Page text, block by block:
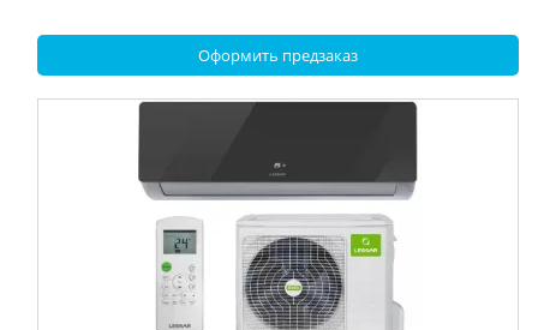
Оформить предзаказ